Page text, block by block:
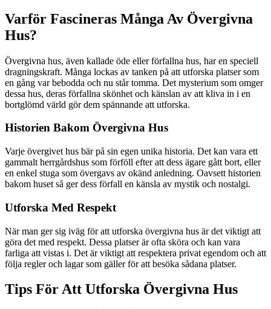
Varför Fascineras Många Av Övergivna
Hus?
Övergivna hus, även kallade öde eller förfallna hus, har en speciell
dragningskraft. Många lockas av tanken på att utforska platser som
en gång var bebodda och nu står tomma. Det mysterium som omger
dessa hus, deras förfallna skönhet och känslan av att kliva in i en
bortglömd värld gör dem spännande att utforska.
Historien Bakom Övergivna Hus
Varje övergivet hus bär på sin egen unika historia. Det kan vara ett
gammalt herrgårdshus som förföll efter att dess ägare gått bort, eller
en enkel stuga som övergavs av okänd anledning. Oavsett historien
bakom huset så ger dess förfall en känsla av mystik och nostalgi.
Utforska Med Respekt
När man ger sig iväg för att utforska övergivna hus är det viktigt att
göra det med respekt. Dessa platser är ofta sköra och kan vara
farliga att vistas i. Det är viktigt att respektera privat egendom och att
följa regler och lagar som gäller för att besöka sådana platser.
Tips För Att Utforska Övergivna Hus